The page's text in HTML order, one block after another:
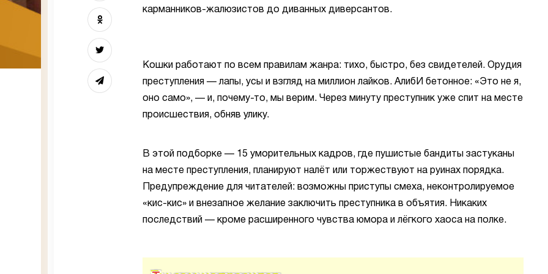
карманников-жалюзистов до диванных диверсантов.
Кошки работают по всем правилам жанра: тихо, быстро, без свидетелей. Орудия
преступления — лапы, усы и взгляд на миллион лайков. АлибИ бетонное: «Это не я,
оно само», — и, почему-то, мы верим. Через минуту преступник уже спит на месте
происшествия, обняв улику.
В этой подборке — 15 уморительных кадров, где пушистые бандиты застуканы
на месте преступления, планируют налёт или торжествуют на руинах порядка.
Предупреждение для читателей: возможны приступы смеха, неконтролируемое
«кис-кис» и внезапное желание заключить преступника в объятия. Никаких
последствий — кроме расширенного чувства юмора и лёгкого хаоса на полке.